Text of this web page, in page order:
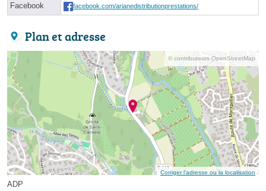
Facebook facebook.com/arianedistributionprestations/
Plan et adresse
© contributeurs OpenStreetMap
Corriger l’adresse ou la localisation
ADP